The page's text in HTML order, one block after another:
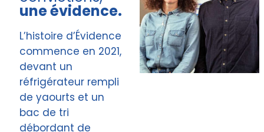
une évidence.
L’histoire d’Évidence
commence en 2021,
devant un
réfrigérateur rempli
de yaourts et un
bac de tri
débordant de